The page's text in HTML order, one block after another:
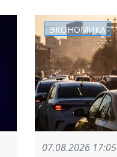
ЭКОНОМИКА
07.08.2026 17:05